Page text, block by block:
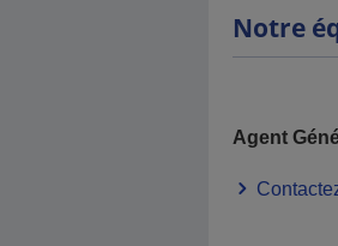
Notre
Agent